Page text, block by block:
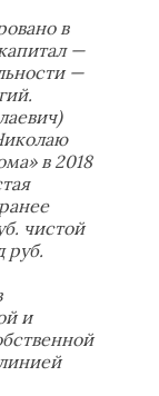
в
—
—
в 2018
чистой
руб.
и